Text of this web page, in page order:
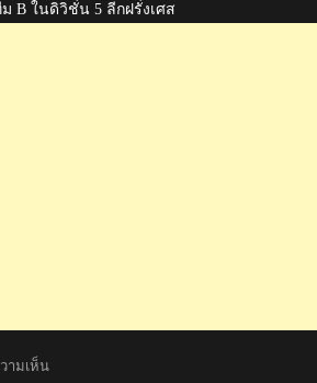
B ในดิวิชั่น 5 ลีกฝรั่งเศส
ามเห็น